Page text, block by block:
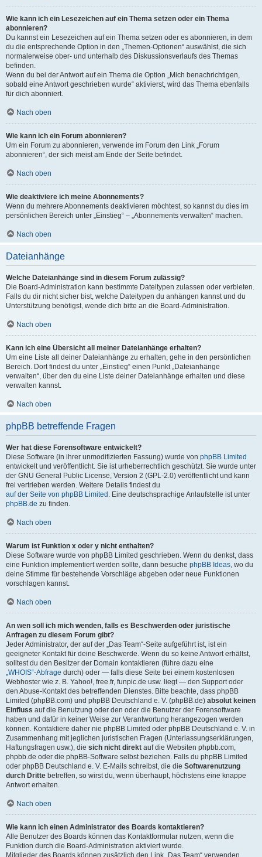
Wie kann ich ein Lesezeichen auf ein Thema setzen oder ein Thema
abonnieren?
Du kannst ein Lesezeichen auf ein Thema setzen oder es abonnieren, in dem
du die entsprechende Option in den „Themen-Optionen“ auswählst, die sich
normalerweise ober- und unterhalb des Diskussionsverlaufs des Themas
befinden.
Wenn du bei der Antwort auf ein Thema die Option „Mich benachrichtigen,
sobald eine Antwort geschrieben wurde“ aktivierst, wird das Thema ebenfalls
für dich abonniert.
Nach oben
Wie kann ich ein Forum abonnieren?
Um ein Forum zu abonnieren, verwende im Forum den Link „Forum
abonnieren“, der sich meist am Ende der Seite befindet.
Nach oben
Wie deaktiviere ich meine Abonnements?
Wenn du mehrere Abonnements deaktivieren möchtest, so kannst du dies im
persönlichen Bereich unter „Einstieg“ – „Abonnements verwalten“ machen.
Nach oben
Dateianhänge
Welche Dateianhänge sind in diesem Forum zulässig?
Die Board-Administration kann bestimmte Dateitypen zulassen oder verbieten.
Falls du dir nicht sicher bist, welche Dateitypen du anhängen kannst und du
Unterstützung benötigst, wende dich bitte an die Board-Administration.
Nach oben
Kann ich eine Übersicht all meiner Dateianhänge erhalten?
Um eine Liste all deiner Dateianhänge zu erhalten, gehe in den persönlichen
Bereich. Dort findest du unter „Einstieg“ einen Punkt „Dateianhänge
verwalten“, über den du eine Liste deiner Dateianhänge erhalten und diese
verwalten kannst.
Nach oben
phpBB betreffende Fragen
Wer hat diese Forensoftware entwickelt?
Diese Software (in ihrer unmodifizierten Fassung) wurde von phpBB Limited
entwickelt und veröffentlicht. Sie ist urheberrechtlich geschützt. Sie wurde unter
der GNU General Public License, Version 2 (GPL-2.0) veröffentlicht und kann
frei vertrieben werden. Weitere Details findest du
auf der Seite von phpBB Limited . Eine deutschsprachige Anlaufstelle ist unter
phpBB.de zu finden.
Nach oben
Warum ist Funktion x oder y nicht enthalten?
Diese Software wurde von phpBB Limited geschrieben. Wenn du denkst, dass
eine Funktion implementiert werden sollte, dann besuche phpBB Ideas, wo du
deine Stimme für bestehende Vorschläge abgeben oder neue Funktionen
vorschlagen kannst.
Nach oben
An wen soll ich mich wenden, falls es Beschwerden oder juristische
Anfragen zu diesem Forum gibt?
Jeder Administrator, der auf der „Das Team“-Seite aufgeführt ist, ist ein
geeigneter Kontakt für deine Beschwerde. Wenn du so keine Antwort erhältst,
solltest du den Besitzer der Domain kontaktieren (führe dazu eine
„WHOIS“-Abfrage durch) oder — falls diese Seite bei einem kostenlosen
Webhoster wie z. B. Yahoo!, free.fr, funpic.de usw. liegt — den Support oder
den Abuse-Kontakt des betreffenden Dienstes. Bitte beachte, dass phpBB
Limited (phpBB.com) und phpBB Deutschland e. V. (phpBB.de) absolut keinen
Einfluss auf die Benutzung oder den oder die Benutzer der Forensoftware
haben und dafür in keiner Weise zur Verantwortung herangezogen werden
können. Kontaktiere daher nie phpBB Limited oder phpBB Deutschland e. V. in
Zusammenhang mit jeglichen juristischen Fragen (Unterlassungserklärungen,
Haftungsfragen usw.), die sich nicht direkt auf die Websiten phpbb.com,
phpbb.de oder die phpBB-Software selbst beziehen. Falls du phpBB Limited
oder phpBB Deutschland e. V. E-Mails schreibst, die die Softwarenutzung
durch Dritte betreffen, so wirst du, wenn überhaupt, höchstens eine knappe
Antwort erhalten.
Nach oben
Wie kann ich einen Administrator des Boards kontaktieren?
Alle Benutzer des Boards können das Kontaktformular nutzen, wenn die
Funktion durch die Board-Administration aktiviert wurde.
Mitglieder des Boards können zusätzlich den Link „Das Team“ verwenden.